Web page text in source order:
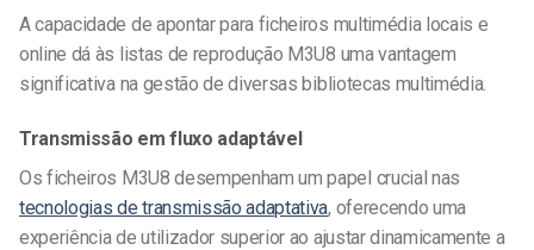
A capacidade de apontar para ficheiros multimédia locais e
online dá às listas de reprodução M3U8 uma vantagem
significativa na gestão de diversas bibliotecas multimédia.
Transmissão em fluxo adaptável
Os ficheiros M3U8 desempenham um papel crucial nas
tecnologias de transmissão adaptativa, oferecendo uma
experiência de utilizador superior ao ajustar dinamicamente a